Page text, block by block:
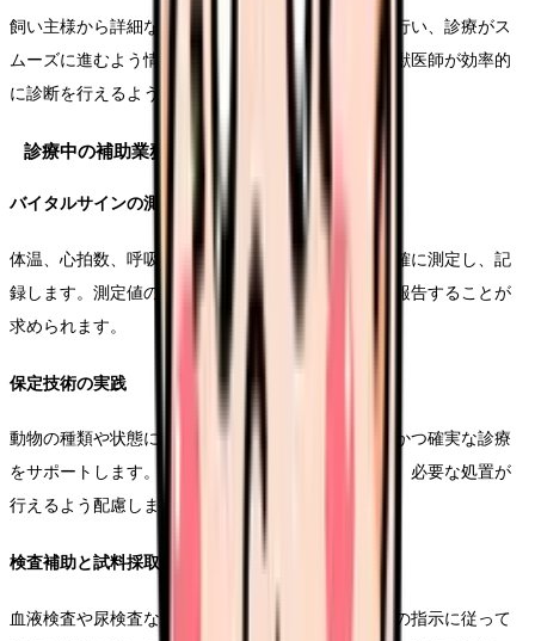
飼い主様から詳細な症状や経過について聞き取りを行い、診療がス
ムーズに進むよう情報を整理します。これにより、獣医師が効率的
に診断を行えるよう支援します。
診療中の補助業務
バイタルサインの測定
体温、心拍数、呼吸数などの基本的な生体情報を正確に測定し、記
録します。測定値の異常を素早く発見し、獣医師に報告することが
求められます。
保定技術の実践
動物の種類や状態に応じた適切な保定を行い、安全かつ確実な診療
をサポートします。ストレスを最小限に抑えながら、必要な処置が
行えるよう配慮します。
検査補助と試料採取
血液検査や尿検査などの各種検査において、獣医師の指示に従って